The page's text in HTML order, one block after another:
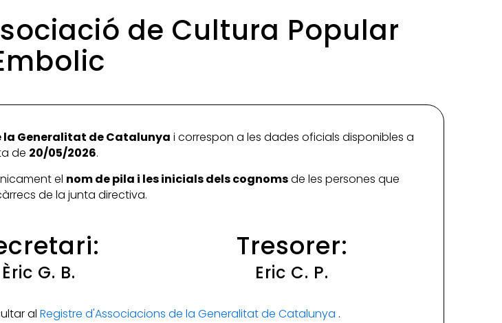
de Cultura Popular
la Generalitat de Catalunya i correspon a les dades oficials disponibles a
de 20/05/2026.
el nom de pila i les inicials dels cognomsde les persones que
de la junta directiva.
Èric G. B.
Tresorer:
Eric C. P.
al Registre d'Associacions de la Generalitat de Catalunya .